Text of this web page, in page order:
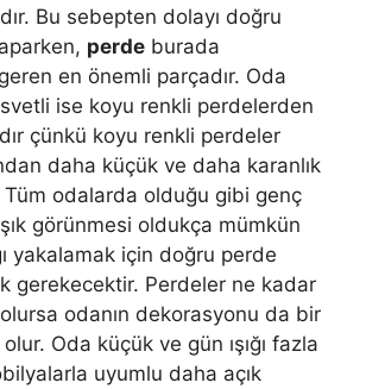
Bu sebepten dolayı doğru
perde burada
en önemli parçadır. Oda
ise koyu renkli perdelerden
çünkü koyu renkli perdeler
daha küçük ve daha karanlık
odalarda olduğu gibi genç
görünmesi oldukça mümkün
yakalamak için doğru perde
gerekecektir. Perdeler ne kadar
odanın dekorasyonu da bir
Oda küçük ve gün ışığı fazla
uyumlu daha açık